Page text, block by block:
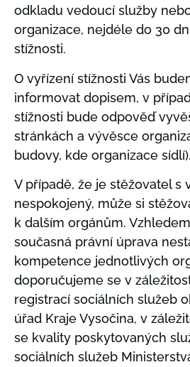
odkladu vedoucí služby
organizace, nejdéle do 30
stížnosti.
O vyřízení stížnosti Vás
informovat dopisem, v
stížnosti bude odpověď
stránkách a vývěsce
budovy, kde organizace sídlí).
V případě, že je stěžovatel s
nespokojený, může si
k dalším orgánům.
současná právní úprava
kompetence jednotlivých
doporučujeme se v
registrací sociálních služeb
úřad Kraje Vysočina, v
se kvality poskytovaných
sociálních služeb